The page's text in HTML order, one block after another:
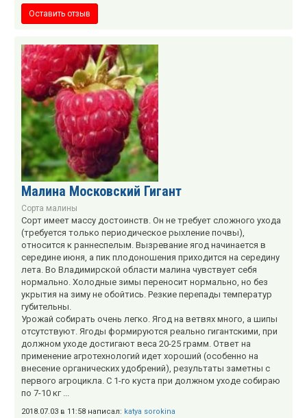
Оставить отзыв
Малина Московский Гигант
Сорта малины
Сорт имеет массу достоинств. Он не требует сложного ухода
(требуется только периодическое рыхление почвы),
относится к раннеспелым. Вызревание ягод начинается в
середине июня, а пик плодоношения приходится на середину
лета. Во Владимирской области малина чувствует себя
нормально. Холодные зимы переносит нормально, но без
укрытия на зиму не обойтись. Резкие перепады температур
губительны.
Урожай собирать очень легко. Ягод на ветвях много, а шипы
отсутствуют. Ягоды формируются реально гигантскими, при
должном уходе достигают веса 20-25 грамм. Ответ на
применение агротехнологий идет хороший (особенно на
внесение органических удобрений), результаты заметны с
первого агроцикла. С 1-го куста при должном уходе собираю
по 7-10 кг ...
2018.07.03 в 11:58 написал: katya sorokina